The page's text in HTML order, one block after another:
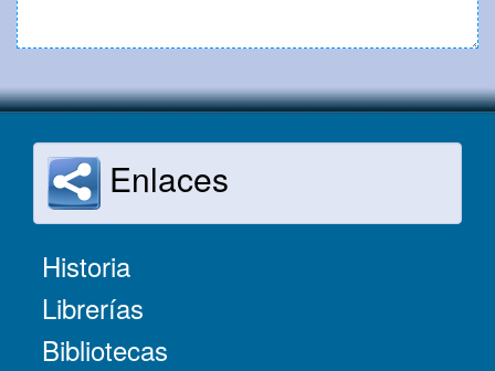
Enlaces
Historia
Librerías
Bibliotecas